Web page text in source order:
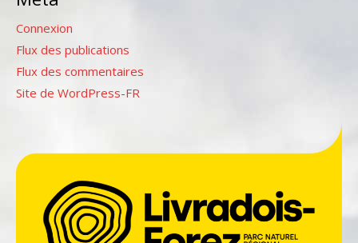
Connexion
Flux des publications
Flux des commentaires
Site de WordPress-FR